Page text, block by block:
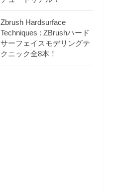
Zbrush Hardsurface
Techniques : ZBrushハード
サーフェイスモデリングテ
クニック全8本！